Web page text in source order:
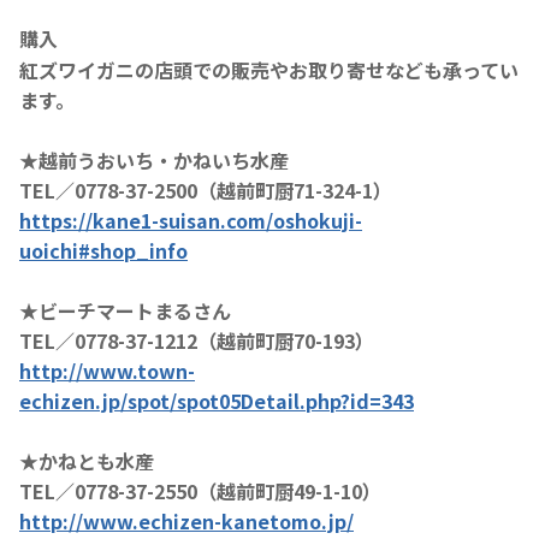
購入
紅ズワイガニの店頭での販売やお取り寄せなども承ってい
ます。
★越前うおいち・かねいち水産
TEL／0778-37-2500（越前町厨71-324-1）
https://kane1-suisan.com/oshokuji-
uoichi#shop_info
★ビーチマートまるさん
TEL／0778-37-1212（越前町厨70-193）
http://www.town-
echizen.jp/spot/spot05Detail.php?id=343
★かねとも水産
TEL／0778-37-2550（越前町厨49-1-10）
http://www.echizen-kanetomo.jp/